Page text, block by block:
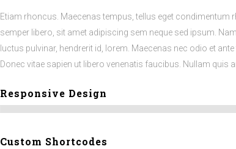
Etiam rhoncus. Maecenas tempus, tellus eget condimentum
semper libero, sit amet adipiscing sem neque sed ipsum.
luctus pulvinar, hendrerit id, lorem. Maecenas nec odio et
Donec vitae sapien ut libero venenatis faucibus. Nullam quis
Responsive Design
Custom Shortcodes